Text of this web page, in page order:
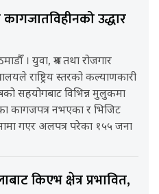
उद्धार
। युवा, श्रम तथा रोजगार
राष्ट्रिय स्तरको कल्याणकारी
सहयोगबाट विभिन्न मुलुकमा
कागजपत्र नभएका र भिजिट
गएर अलपत्र परेका १५५ जना
किएभ क्षेत्र प्रभावित,